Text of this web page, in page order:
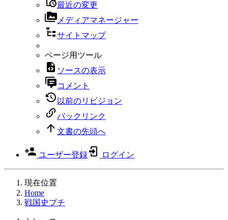
最近の変更
メディアマネージャー
サイトマップ
ページ用ツール
ソースの表示
コメント
以前のリビジョン
バックリンク
文書の先頭へ
ユーザー登録 ログイン
現在位置
Home
戦国史プチ